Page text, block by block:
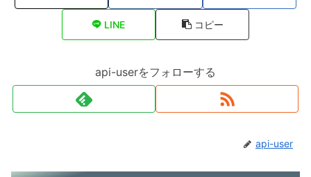
LINE コピー
api-userをフォローする
api-user